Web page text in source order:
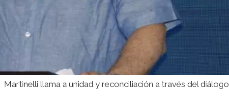
Martinelli llama a unidad y reconciliación a través del diálogo